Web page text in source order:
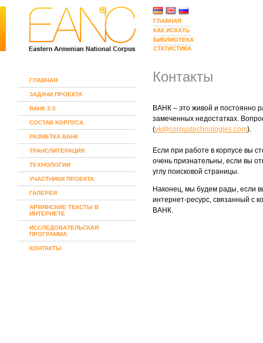
ГЛАВНАЯ
КАК ИСКАТЬ
БИБЛИОТЕКА
СТАТИСТИКА
ГЛАВНАЯ
ЗАДАЧИ ПРОЕКТА
ВАНК 3.0
СОСТАВ КОРПУСА
РАЗМЕТКА ВАНК
ТРАНСЛИТЕРАЦИЯ
ТЕХНОЛОГИИ
УЧАСТНИКИ ПРОЕКТА
ГАЛЕРЕЯ
АРМЯНСКИЕ ТЕКСТЫ В
ИНТЕРНЕТЕ
ИССЛЕДОВАТЕЛЬСКАЯ
ПРОГРАММА
КОНТАКТЫ
Контакты
ВАНК – это живой и постоянно
замеченных недостатках.
(vk@corpustechnologies.com).
Если при работе в корпусе вы
очень признательны, если вы
углу поисковой страницы.
Наконец, мы будем рады, если
интернет-ресурс, связанный с
ВАНК.